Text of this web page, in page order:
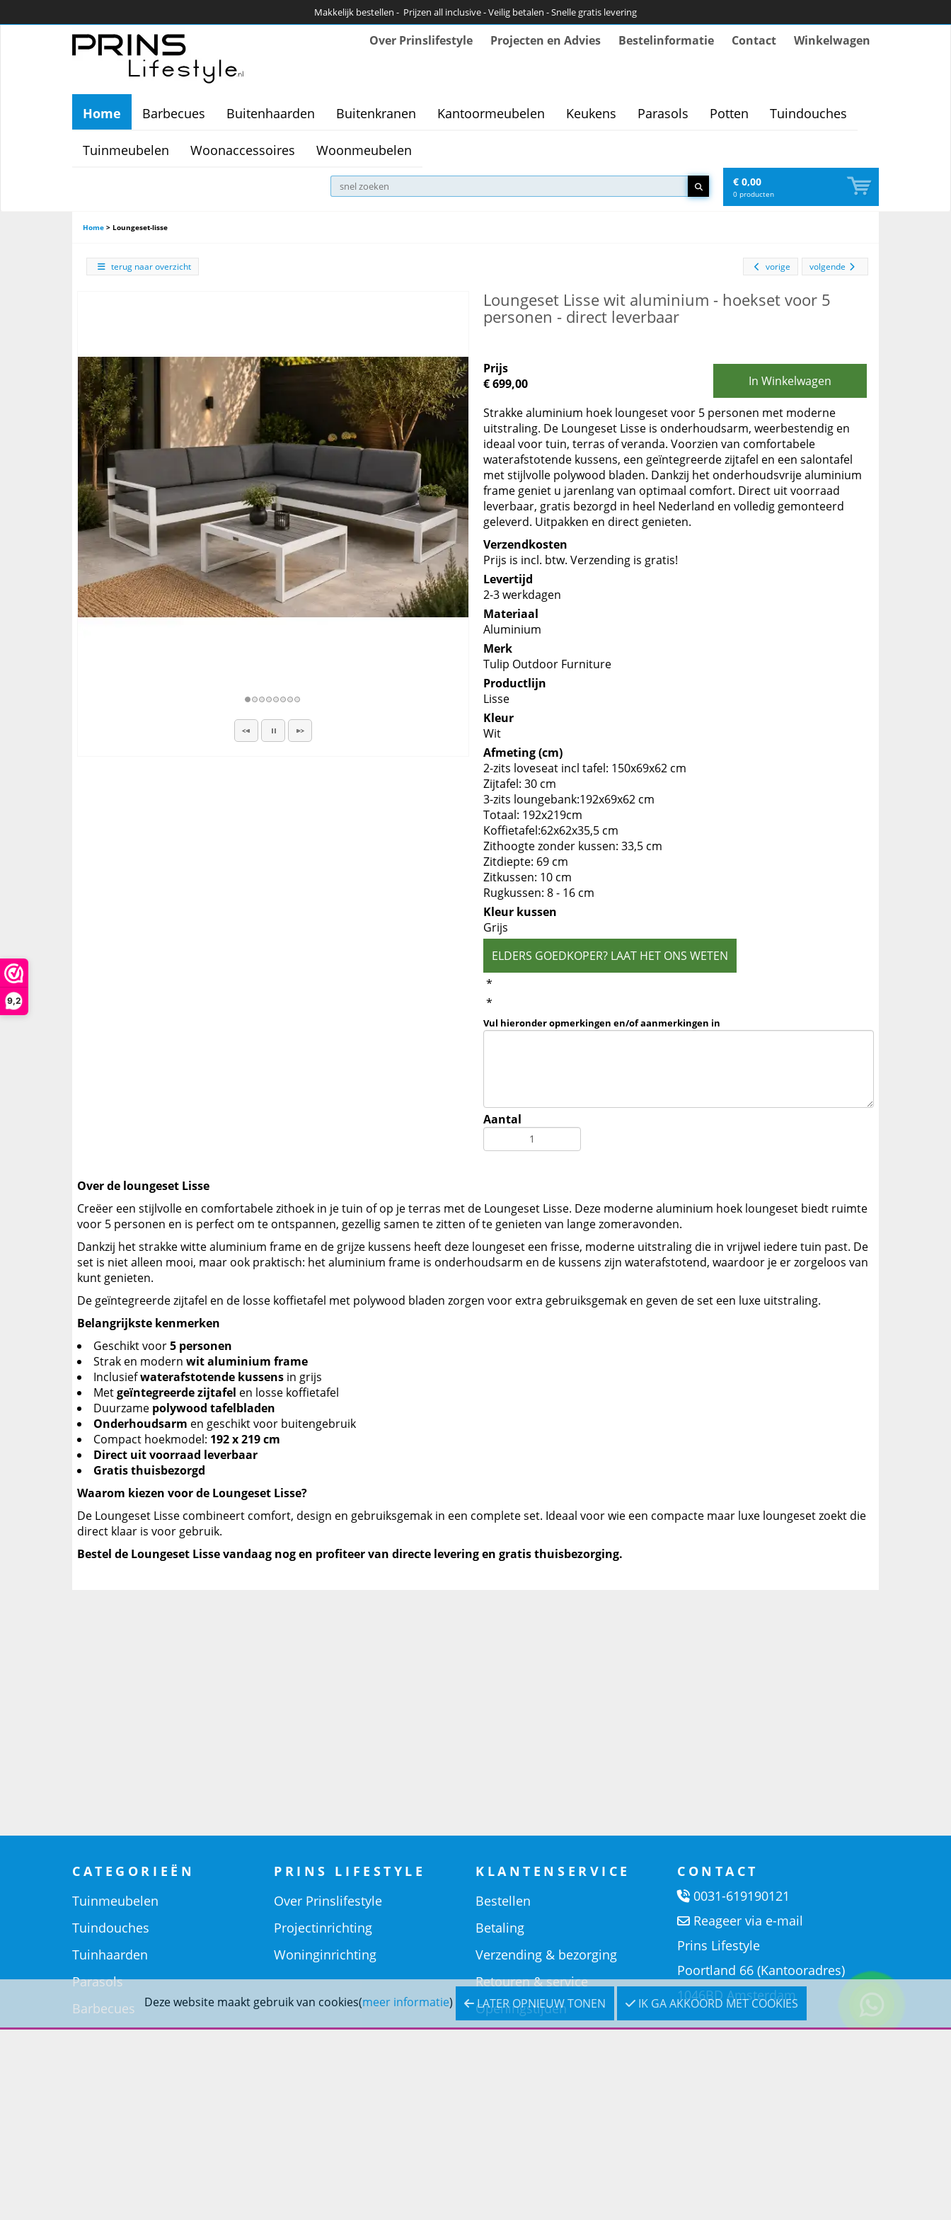
9,2
Makkelijk bestellen - Prijzen all inclusive - Veilig betalen - Snelle gratis levering
Over Prinslifestyle Projecten en Advies Bestelinformatie Contact Winkelwagen
Home Barbecues Buitenhaarden Buitenkranen Kantoormeubelen Keukens Parasols Potten Tuindouches
Tuinmeubelen Woonaccessoires Woonmeubelen
€ 0,00
0 producten
Home > Loungeset-lisse
terug naar overzicht volgende
vorige
Loungeset Lisse wit aluminium - hoekset voor 5
personen - direct leverbaar
Prijs
€ 699,00
In Winkelwagen
Strakke aluminium hoek loungeset voor 5 personen met moderne
uitstraling. De Loungeset Lisse is onderhoudsarm, weerbestendig en
ideaal voor tuin, terras of veranda. Voorzien van comfortabele
waterafstotende kussens, een geïntegreerde zijtafel en een salontafel
met stijlvolle polywood bladen. Dankzij het onderhoudsvrije aluminium
frame geniet u jarenlang van optimaal comfort. Direct uit voorraad
leverbaar, gratis bezorgd in heel Nederland en volledig gemonteerd
geleverd. Uitpakken en direct genieten.
Verzendkosten
Prijs is incl. btw. Verzending is gratis!
Levertijd
2-3 werkdagen
Materiaal
Aluminium
Merk
Tulip Outdoor Furniture
Productlijn
Lisse
Kleur
Wit
Afmeting (cm)
2-zits loveseat incl tafel: 150x69x62 cm
Zijtafel: 30 cm
3-zits loungebank:192x69x62 cm
Totaal: 192x219cm
Koffietafel:62x62x35,5 cm
Zithoogte zonder kussen: 33,5 cm
Zitdiepte: 69 cm
Zitkussen: 10 cm
Rugkussen: 8 - 16 cm
Kleur kussen
Grijs
ELDERS GOEDKOPER? LAAT HET ONS WETEN
*
*
Vul hieronder opmerkingen en/of aanmerkingen in
Aantal
Over de loungeset Lisse
Creëer een stijlvolle en comfortabele zithoek in je tuin of op je terras met de Loungeset Lisse. Deze moderne aluminium hoek loungeset biedt ruimte
voor 5 personen en is perfect om te ontspannen, gezellig samen te zitten of te genieten van lange zomeravonden.
Dankzij het strakke witte aluminium frame en de grijze kussens heeft deze loungeset een frisse, moderne uitstraling die in vrijwel iedere tuin past. De
set is niet alleen mooi, maar ook praktisch: het aluminium frame is onderhoudsarm en de kussens zijn waterafstotend, waardoor je er zorgeloos van
kunt genieten.
De geïntegreerde zijtafel en de losse koffietafel met polywood bladen zorgen voor extra gebruiksgemak en geven de set een luxe uitstraling.
Belangrijkste kenmerken
Geschikt voor5 personen
Strak en modern wit aluminium frame
Inclusiefwaterafstotende kussens in grijs
Metgeïntegreerde zijtafel en losse koffietafel
Duurzame polywood tafelbladen
Onderhoudsarm en geschikt voor buitengebruik
Compact hoekmodel: 192 x 219 cm
Direct uit voorraad leverbaar
Gratis thuisbezorgd
Waarom kiezen voor de Loungeset Lisse?
De Loungeset Lisse combineert comfort, design en gebruiksgemak in een complete set. Ideaal voor wie een compacte maar luxe loungeset zoekt die
direct klaar is voor gebruik.
Bestel de Loungeset Lisse vandaag nog en profiteer van directe levering en gratis thuisbezorging.
Deze website maakt gebruik van cookies(meer informatie) LATER OPNIEUW TONEN IK GA AKKOORD MET COOKIES
CATEGORIEËN
Tuinmeubelen
Tuindouches
Tuinhaarden
Parasols
Barbecues
Potten
PRINS LIFESTYLE
Over Prinslifestyle
Projectinrichting
Woninginrichting
KLANTENSERVICE
Bestellen
Betaling
Verzending & bezorging
Retouren & service
Openingstijden
CONTACT
0031-619190121
Reageer via e-mail
Prins Lifestyle
Poortland 66 (Kantooradres)
1046BD Amsterdam